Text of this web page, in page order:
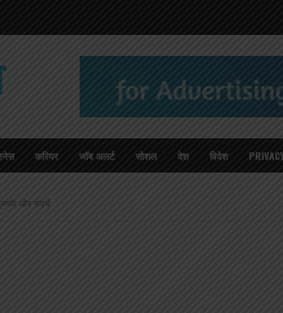
करियर जॉब अलर्ट सोशल देश विदेश
और संदर्भ